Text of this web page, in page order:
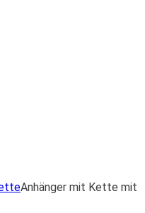
Anhänger mit Kette mit